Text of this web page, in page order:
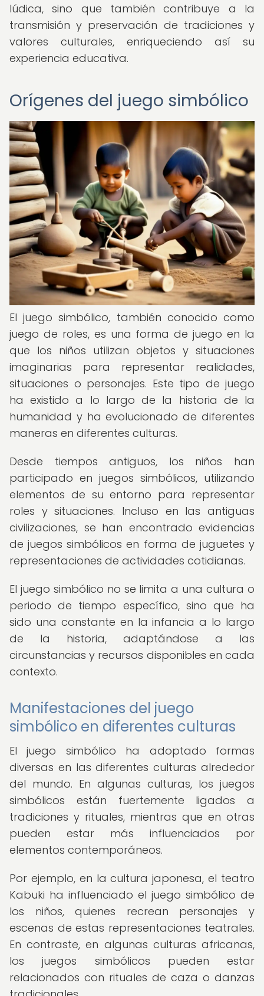
lúdica, sino que también contribuye a la
transmisión y preservación de tradiciones y
valores culturales, enriqueciendo así su
experiencia educativa.
Orígenes del juego simbólico
El juego simbólico, también conocido como
juego de roles, es una forma de juego en la
que los niños utilizan objetos y situaciones
imaginarias para representar realidades,
situaciones o personajes. Este tipo de juego
ha existido a lo largo de la historia de la
humanidad y ha evolucionado de diferentes
maneras en diferentes culturas.
Desde tiempos antiguos, los niños han
participado en juegos simbólicos, utilizando
elementos de su entorno para representar
roles y situaciones. Incluso en las antiguas
civilizaciones, se han encontrado evidencias
de juegos simbólicos en forma de juguetes y
representaciones de actividades cotidianas.
El juego simbólico no se limita a una cultura o
periodo de tiempo específico, sino que ha
sido una constante en la infancia a lo largo
de la historia, adaptándose a las
circunstancias y recursos disponibles en cada
contexto.
Manifestaciones del juego
simbólico en diferentes culturas
El juego simbólico ha adoptado formas
diversas en las diferentes culturas alrededor
del mundo. En algunas culturas, los juegos
simbólicos están fuertemente ligados a
tradiciones y rituales, mientras que en otras
pueden estar más influenciados por
elementos contemporáneos.
Por ejemplo, en la cultura japonesa, el teatro
Kabuki ha influenciado el juego simbólico de
los niños, quienes recrean personajes y
escenas de estas representaciones teatrales.
En contraste, en algunas culturas africanas,
los juegos simbólicos pueden estar
relacionados con rituales de caza o danzas